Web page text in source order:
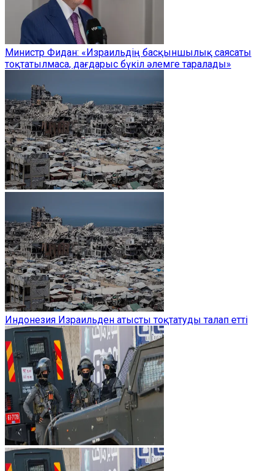
Министр Фидан: «Израильдің басқыншылық саясаты
тоқтатылмаса, дағдарыс бүкіл әлемге таралады»
Индонезия Израильден атысты тоқтатуды талап етті